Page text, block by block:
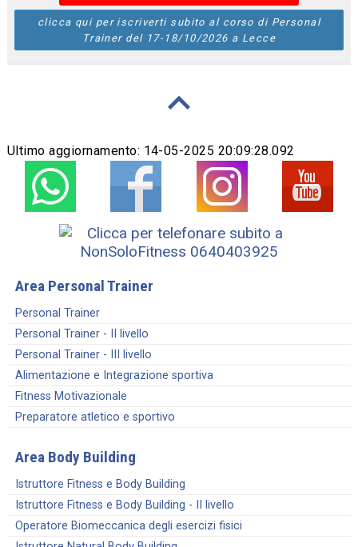
clicca qui per iscriverti subito al corso di Personal
Trainer del 17-18/10/2026 a Lecce
keyboard_arrow_up
Ultimo aggiornamento: 14-05-2025 20:09:28.092
Area Personal Trainer
Personal Trainer
Personal Trainer - II livello
Personal Trainer - III livello
Alimentazione e Integrazione sportiva
Fitness Motivazionale
Preparatore atletico e sportivo
Area Body Building
Istruttore Fitness e Body Building
Istruttore Fitness e Body Building - II livello
Operatore Biomeccanica degli esercizi fisici